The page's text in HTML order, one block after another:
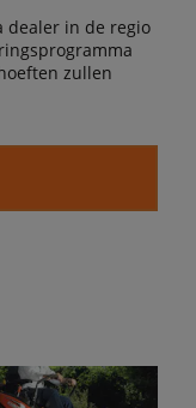
dealer in de regio
zullen